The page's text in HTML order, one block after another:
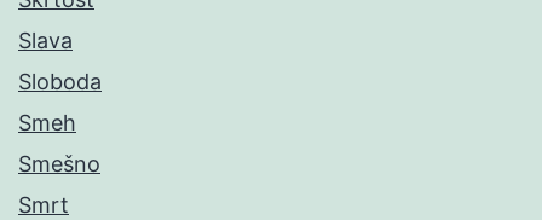
Slava
Sloboda
Smeh
Smešno
Smrt